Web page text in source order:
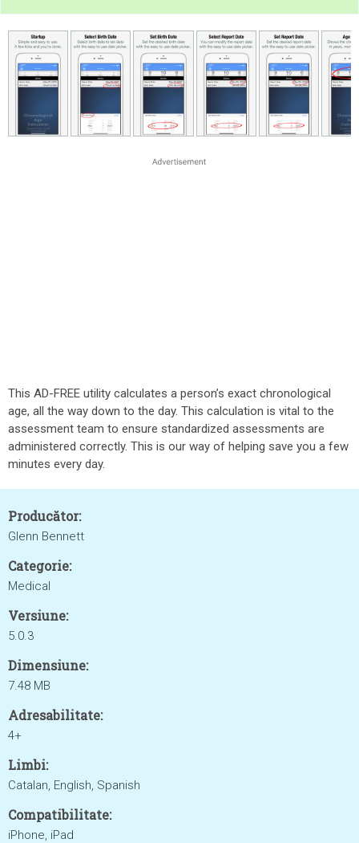
This AD-FREE utility calculates a person’s exact chronological
age, all the way down to the day. This calculation is vital to the
assessment team to ensure standardized assessments are
administered correctly. This is our way of helping save you a few
minutes every day.
Producător:
Glenn Bennett
Categorie:
Medical
Versiune:
5.0.3
Dimensiune:
7.48 MB
Adresabilitate:
4+
Limbi:
Catalan, English, Spanish
Compatibilitate:
iPhone, iPad